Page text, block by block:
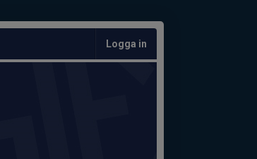
Logga in